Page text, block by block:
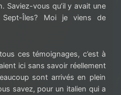
Saviez-vous qu’il y avait une
Sept-Îles? Moi je viens de
ces témoignages, c’est à
ici sans savoir réellement
sont arrivés en plein
savez, pour un italien qui a